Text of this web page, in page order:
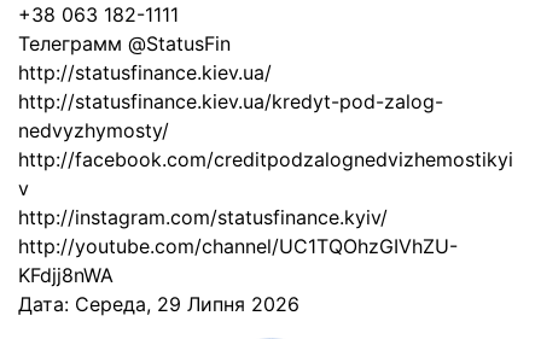
+38 063 182-1111
Телеграмм @StatusFin
http://statusfinance.kiev.ua/
http://statusfinance.kiev.ua/kredyt-pod-zalog-
nedvyzhymosty/
http://facebook.com/creditpodzalognedvizhemostikyi
v
http://instagram.com/statusfinance.kyiv/
http://youtube.com/channel/UC1TQOhzGIVhZU-
KFdjj8nWA
Дата: Середа, 29 Липня 2026